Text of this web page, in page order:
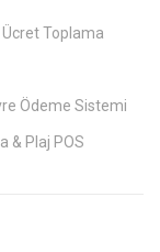
Toplama
Ödeme Sistemi
& Plaj POS